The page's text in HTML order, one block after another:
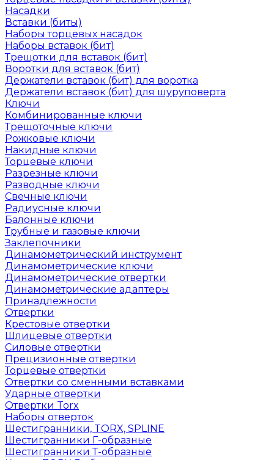
Насадки
Вставки (биты)
Наборы торцевых насадок
Наборы вставок (бит)
Трещотки для вставок (бит)
Воротки для вставок (бит)
Держатели вставок (бит) для воротка
Держатели вставок (бит) для шуруповерта
Ключи
Комбинированные ключи
Трещоточные ключи
Рожковые ключи
Накидные ключи
Торцевые ключи
Разрезные ключи
Разводные ключи
Свечные ключи
Радиусные ключи
Балонные ключи
Трубные и газовые ключи
Заклепочники
Динамометрический инструмент
Динамометрические ключи
Динамометрические отвертки
Динамометрические адаптеры
Принадлежности
Отвертки
Крестовые отвертки
Шлицевые отвертки
Силовые отвертки
Прецизионные отвертки
Торцевые отвертки
Отвертки со сменными вставками
Ударные отвертки
Отвертки Torx
Наборы отверток
Шестигранники, TORX, SPLINE
Шестигранники Г-образные
Шестигранники Т-образные